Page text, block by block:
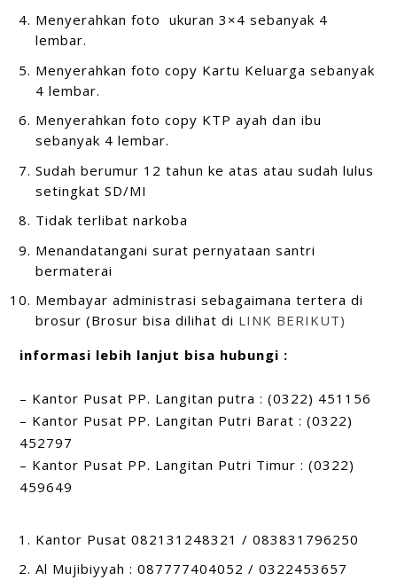
Menyerahkan foto ukuran 3×4 sebanyak 4
lembar.
Menyerahkan foto copy Kartu Keluarga sebanyak
4 lembar.
Menyerahkan foto copy KTP ayah dan ibu
sebanyak 4 lembar.
Sudah berumur 12 tahun ke atas atau sudah lulus
setingkat SD/MI
Tidak terlibat narkoba
Menandatangani surat pernyataan santri
bermaterai
Membayar administrasi sebagaimana tertera di
brosur (Brosur bisa dilihat di LINK BERIKUT)
informasi lebih lanjut bisa hubungi :
– Kantor Pusat PP. Langitan putra : (0322) 451156
– Kantor Pusat PP. Langitan Putri Barat : (0322)
452797
– Kantor Pusat PP. Langitan Putri Timur : (0322)
459649
Kantor Pusat 082131248321 / 083831796250
Al Mujibiyyah : 087777404052 / 0322453657